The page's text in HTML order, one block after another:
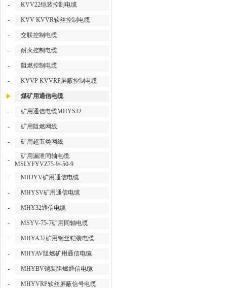
- KVV22铠装控制电缆
- KVV KVVR软丝控制电缆
- 交联控制电缆
- 耐火控制电缆
- 阻燃控制电缆
- KVVP KVVRP屏蔽控制电缆
煤矿用通信电缆
- 矿用通信电缆MHYS32
- 矿用阻燃网线
- 矿用超五类网线
-
矿用漏泄同轴电缆
MSLYFYVZ75-9/-50-9
-
MHJYV矿用通信电缆
- MHYSV矿用通信电缆
- MHY32通信电缆
- MSYV-75-7矿用同轴电缆
- MHYA32矿用钢丝铠装电缆
- MHYAV阻燃矿用通信电缆
- MHYBV铠装阻燃通信电缆
- MHYVRP软丝屏蔽信号电缆